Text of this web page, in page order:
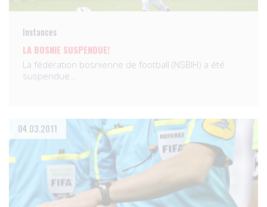
Instances
LA BOSNIE SUSPENDUE!
La fédération bosnienne de football (NSBIH) a été
suspendue…
04.03.2011